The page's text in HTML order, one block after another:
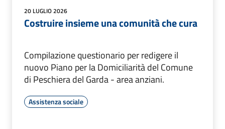
20 LUGLIO 2026
Costruire insieme una comunità che cura
Compilazione questionario per redigere il
nuovo Piano per la Domiciliarità del Comune
di Peschiera del Garda - area anziani.
Assistenza sociale